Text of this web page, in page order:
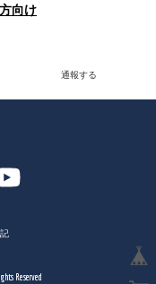
向け
通報する
Reserved